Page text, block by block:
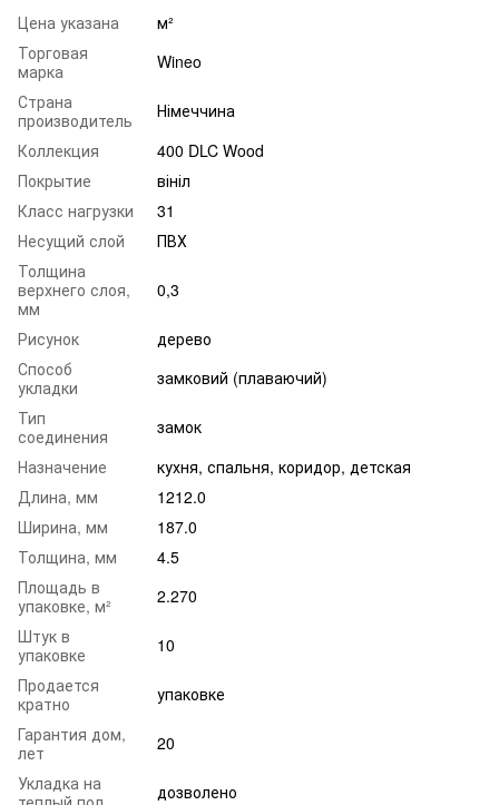
Цена указана
м²
Торговая
марка
Wineo
Страна
производитель
Німеччина
Коллекция
400 DLC Wood
Покрытие
вініл
Класс нагрузки
31
Несущий слой
ПВХ
Толщина
верхнего слоя,
мм
0,3
Рисунок
дерево
Способ
укладки
замковий (плаваючий)
Тип
соединения
замок
Назначение
кухня, спальня, коридор, детская
Длина, мм
1212.0
Ширина, мм
187.0
Толщина, мм
4.5
Площадь в
упаковке, м²
2.270
Штук в
упаковке
10
Продается
кратно
упаковке
Гарантия дом,
лет
20
Укладка на
дозволено